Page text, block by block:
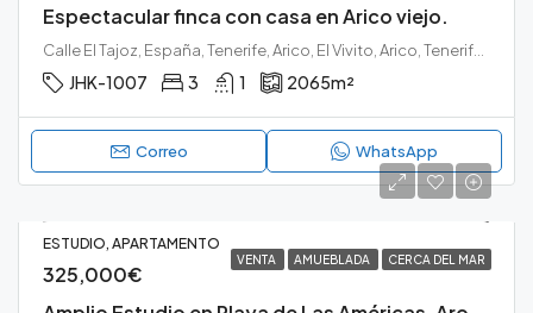
Espectacular finca con casa en Arico viejo.
JHK-1007 3 1 2065m²
Correo WhatsApp
VENTA AMUEBLADA CERCA DEL MAR
ESTUDIO, APARTAMENTO
325,000€